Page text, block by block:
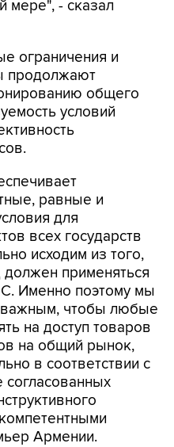
мере", - сказал
ограничения и
продолжают
общего
условий
равные и
для
всех государств
исходим из того,
должен применяться
Именно поэтому мы
важным, чтобы любые
на доступ товаров
на общий рынок,
в соответствии с
Армении.